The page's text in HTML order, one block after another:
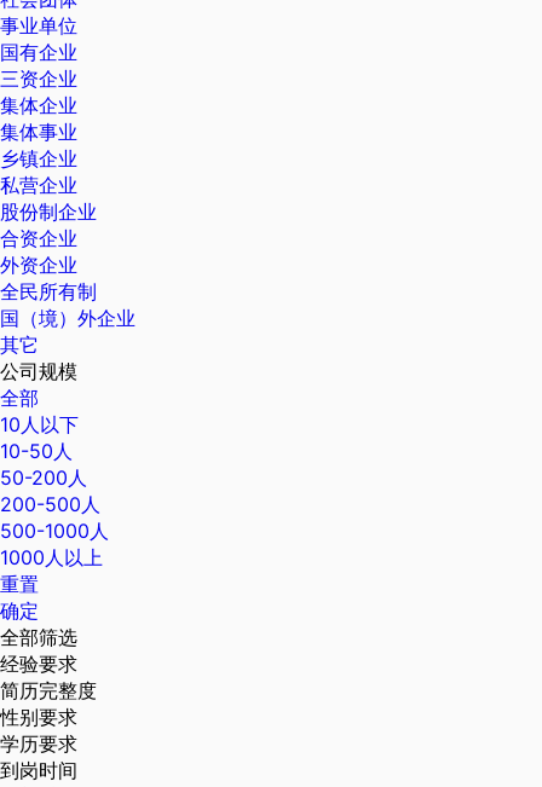
事业单位
国有企业
三资企业
集体企业
集体事业
乡镇企业
私营企业
股份制企业
合资企业
外资企业
全民所有制
国（境）外企业
其它
公司规模
全部
10人以下
10-50人
50-200人
200-500人
500-1000人
1000人以上
重置
确定
全部筛选
经验要求
简历完整度
性别要求
学历要求
到岗时间